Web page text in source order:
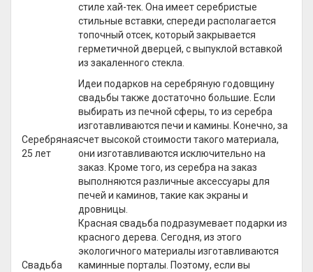
стиле хай-тек. Она имеет серебристые
стильные вставки, спереди располагается
топочный отсек, который закрывается
герметичной дверцей, с выпуклой вставкой
из закаленного стекла.
Серебряная
25 лет
Идеи подарков на серебряную годовщину
свадьбы также достаточно большие. Если
выбирать из печной сферы, то из серебра
изготавливаются печи и камины. Конечно, за
счет высокой стоимости такого материала,
они изготавливаются исключительно на
заказ. Кроме того, из серебра на заказ
выполняются различные аксессуары для
печей и каминов, такие как экраны и
дровницы.
Свадьба
Красная свадьба подразумевает подарки из
красного дерева. Сегодня, из этого
экологичного материалы изготавливаются
каминные порталы. Поэтому, если вы